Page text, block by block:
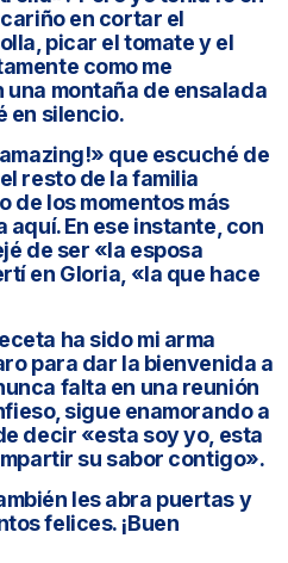
en cortar el
picar el tomate y el
como me
una montaña de ensalada
en silencio.
que escuché de
resto de la familia
de los momentos más
En ese instante, con
de ser «la esposa
en Gloria, «la que hace
ha sido mi arma
para dar la bienvenida a
falta en una reunión
sigue enamorando a
decir «esta soy yo, esta
su sabor contigo».
les abra puertas y
felices. ¡Buen